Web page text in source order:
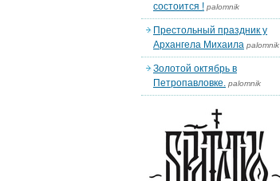
состоится ! palomnik
Престольный праздник у
Архангела Михаила palomnik
Золотой октябрь в
Петропавловке. palomnik